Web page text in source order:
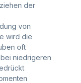
der
von
wird die
oft
niedrigeren